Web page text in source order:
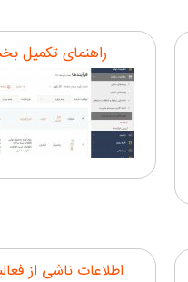
راهنمای تکمیل
اطلاعات ناشی از